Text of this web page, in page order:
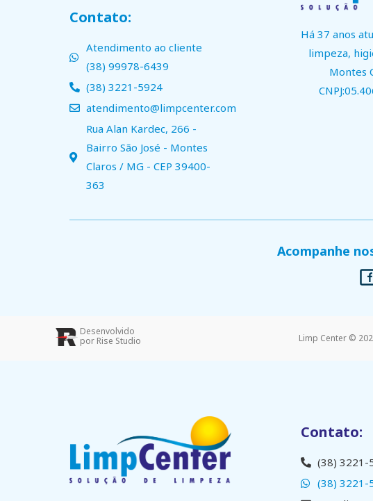
Contato:
Atendimento ao cliente
(38) 99978-6439
(38) 3221-5924
atendimento@limpcenter.com
Rua Alan Kardec, 266 -
Bairro São José - Montes
Claros / MG - CEP 39400-
363
Há 37 anos
limpeza,
Montes
Acompanhe
Desenvolvido
por Rise Studio
Limp Center ©
Contato:
(38) 3221-
(38) 3221-